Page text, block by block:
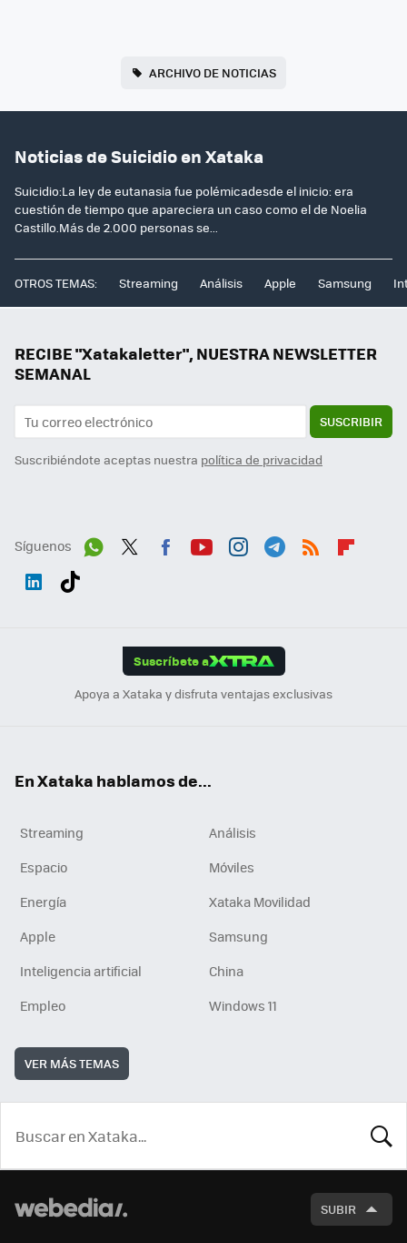
ARCHIVO DE NOTICIAS
Noticias de Suicidio en Xataka
Suicidio:La ley de eutanasia fue polémicadesde el inicio: era
cuestión de tiempo que apareciera un caso como el de Noelia
Castillo.Más de 2.000 personas se...
OTROS TEMAS: Streaming Análisis Apple Samsung
RECIBE "Xatakaletter", NUESTRA NEWSLETTER
SEMANAL
SUSCRIBIR
Suscribiéndote aceptas nuestra política de privacidad
Síguenos
Suscríbete a
Apoya a Xataka y disfruta ventajas exclusivas
En Xataka hablamos de...
Streaming
Análisis
Espacio
Móviles
Energía
Xataka Movilidad
Apple
Samsung
Inteligencia artificial
China
Empleo
Windows 11
VER MÁS TEMAS
SUBIR